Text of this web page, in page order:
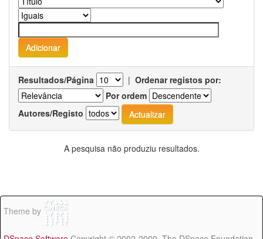
Resultados/Página | Ordenar registos por:
Por ordem
Autores/Registo
A pesquisa não produziu resultados.
Theme by